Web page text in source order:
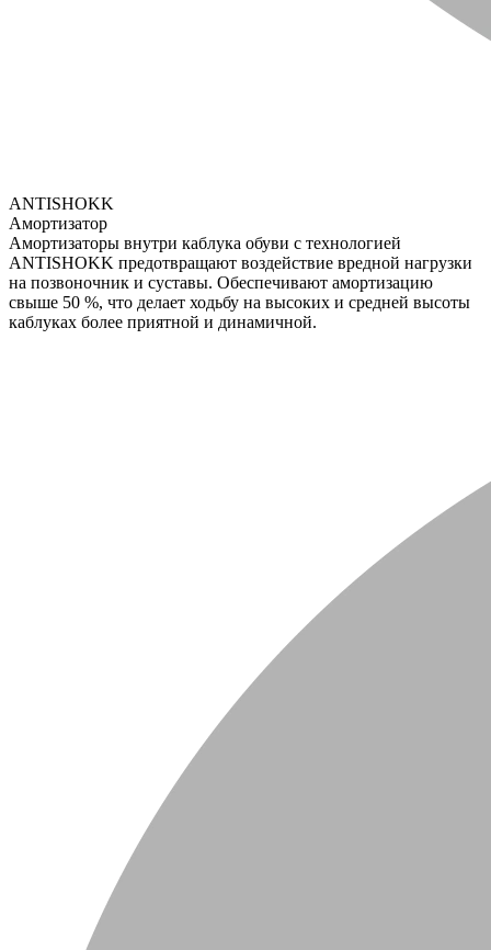
ANTISHOKK
Амортизатор
Амортизаторы внутри каблука обуви с технологией
ANTISHOKK предотвращают воздействие вредной нагрузки
на позвоночник и суставы. Обеспечивают амортизацию
свыше 50 %, что делает ходьбу на высоких и средней высоты
каблуках более приятной и динамичной.